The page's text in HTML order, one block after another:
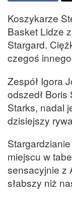
Koszykarze
Basket Lidze
Stargard.
czegoś
Zespół Igora
odszedł
Starks, nadal
dzisiejszy
miejscu w
sensacyjnie z
słabszy niż